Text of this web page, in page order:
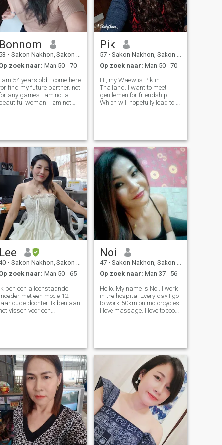
Bonnom
53 • Sakon Nakhon, Sakon Nakhon, Thailand
Op zoek naar: Man 50 - 70
I am 54 years old, I come here
find my future partner. not
any games I am not a
beautiful woman. I am not
compassion
Pik
57 • Sakon Nakhon, Sakon Nakhon, Thailand
Op zoek naar: Man 50 - 70
Hi, my Waew is Pik in
Thailand. I want to meet
gentlemen for friendship.
Which will hopefully lead to a
to know me and developing a
re
Lee
• Sakon Nakhon, Sakon Nakhon, Thailand
Op zoek naar: Man 50 - 65
Ik ben een alleenstaande
moeder met een mooie 12
jaar oude dochter. Ik ben aan
het vissen voor een
gebaseerd op
communicatie
en wederzijdse
ondersteuning.
Noi
47 • Sakon Nakhon, Sakon Nakhon, Thailand
Op zoek naar: Man 37 - 56
Hello. My name is Noi. I work
in the hospital Every day I go
to work 50km on motorcycles.
I love massage. I love to cook.
And a